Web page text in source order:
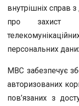
внутрішніх справ
про захист
персональних
МВС забезпечує
авторизованих
пов’язаних з